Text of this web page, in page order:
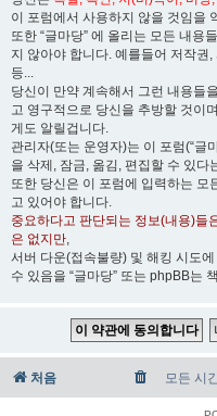
이 포럼에서 사용하지 않을 것임을
또한 “글마당” 에 올리는 모든 내용
지 않아야 합니다. 예를들어 저작권
등...
당신이 만약 계속해서 그런 내용들
고 영구적으로 당신을 추방할 것이
게도 알릴겁니다.
관리자(또는 운영자)는 이 포럼(“글
을 삭제, 잠금, 옮김, 편집할 수 있다
또한 당신은 이 포럼에 입력하는
고 있어야 합니다.
중요하다고 판단되는 정보(내용)들
은 없지만,
서버 다운(접속불량) 및 해킹 시도
수 있음을 “글마당” 또는 phpBB는
처음 모든 시